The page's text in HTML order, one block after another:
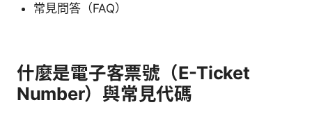
常見問答（FAQ）
什麼是電子客票號（E-Ticket
Number）與常見代碼